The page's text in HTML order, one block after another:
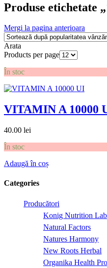
Produse etichetate
Mergi la pagina anterioara
Arata
Products per page
În stoc
VITAMIN A 10000
40.00 lei
În stoc
Adaugă în coș
Categories
Producători
Konig Nutrition
Natural Factors
Natures Harmony
New Roots Herbal
Organika Health